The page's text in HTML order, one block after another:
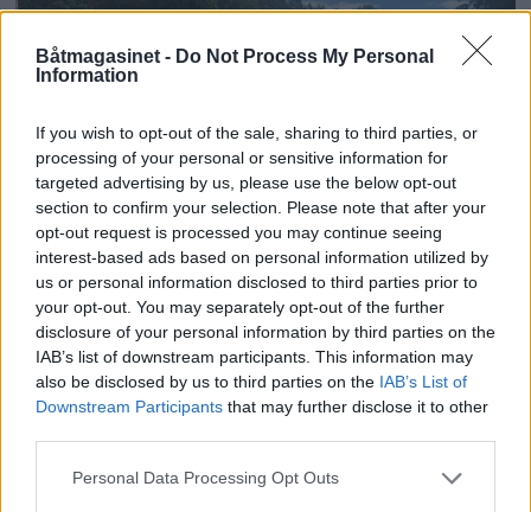
Båtmagasinet - Do Not Process My Personal
Information
If you wish to opt-out of the sale, sharing to third parties, or
processing of your personal or sensitive information for
targeted advertising by us, please use the below opt-out
section to confirm your selection. Please note that after your
opt-out request is processed you may continue seeing
interest-based ads based on personal information utilized by
us or personal information disclosed to third parties prior to
your opt-out. You may separately opt-out of the further
disclosure of your personal information by third parties on the
IAB’s list of downstream participants. This information may
also be disclosed by us to third parties on the IAB’s List of
Downstream Participants that may further disclose it to other
Personal Data Processing Opt Outs
PLUS
Satser på Sting, øker
salget